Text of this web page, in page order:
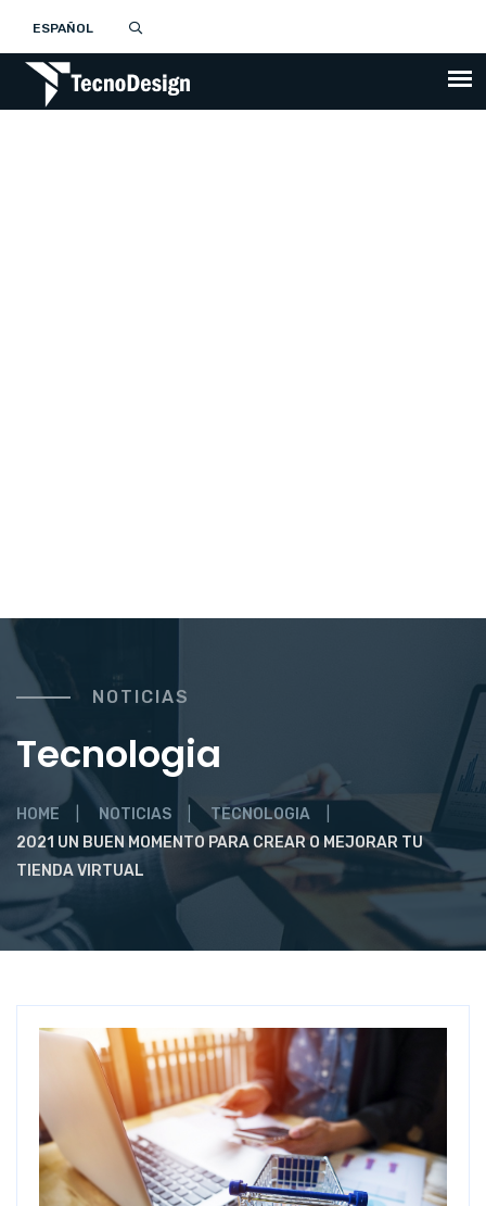
ESPAÑOL
NOTICIAS
Tecnologia
HOME NOTICIAS
TECNOLOGIA
2021 UN BUEN MOMENTO PARA CREAR O MEJORAR TU
TIENDA VIRTUAL